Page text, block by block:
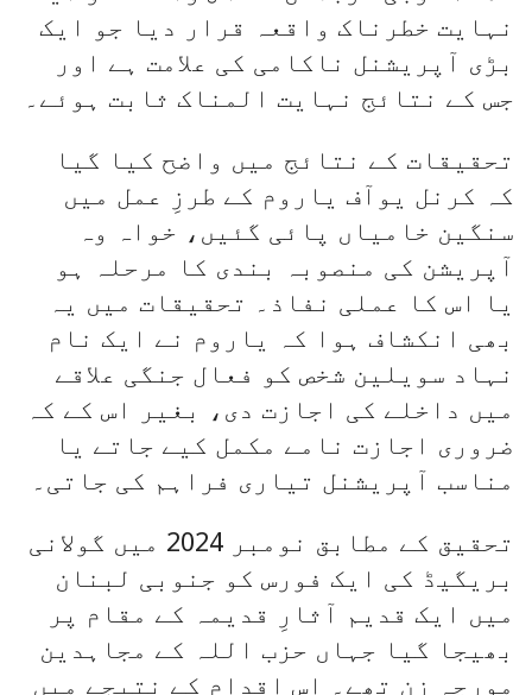
نہایت خطرناک واقعہ قرار دیا جو ایک
بڑی آپریشنل ناکامی کی علامت ہے اور
جس کے نتائج نہایت المناک ثابت ہوئے۔
تحقیقات کے نتائج میں واضح کیا گیا
کہ کرنل یوآف یاروم کے طرزِ عمل میں
سنگین خامیاں پائی گئیں، خواہ وہ
آپریشن کی منصوبہ بندی کا مرحلہ ہو
یا اس کا عملی نفاذ۔ تحقیقات میں یہ
بھی انکشاف ہوا کہ یاروم نے ایک نام
نہاد سویلین شخص کو فعال جنگی علاقے
میں داخلے کی اجازت دی، بغیر اس کے کہ
ضروری اجازت نامے مکمل کیے جاتے یا
مناسب آپریشنل تیاری فراہم کی جاتی۔
تحقیق کے مطابق نومبر 2024 میں گولانی
بریگیڈ کی ایک فورس کو جنوبی لبنان
میں ایک قدیم آثارِ قدیمہ کے مقام پر
بھیجا گیا جہاں حزب اللہ کے مجاہدین
مورچہ زن تھے۔ اس اقدام کے نتیجے میں